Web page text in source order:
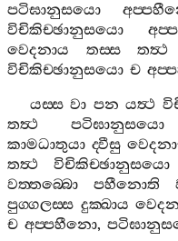
පටිඝානුසයො
විචිකිච‍්ඡානුසයො
වෙදනාය
තස‍්ස තත්‍ථ
විචිකිච‍්ඡානුසයො ච
යස‍්ස වා පන යත්‍ථ
තත්‍ථ
පටිඝානුසයො
කාමධාතුයා ද‍්වීසු
තත්‍ථ
විචිකිච‍්ඡානුසයො
වත‍්තබ‍්බො
පහීනොති
පුග‍්ගලස‍්ස දුක‍්ඛාය
ච අප‍්පහීනො,